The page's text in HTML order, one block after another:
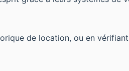
de location, ou en